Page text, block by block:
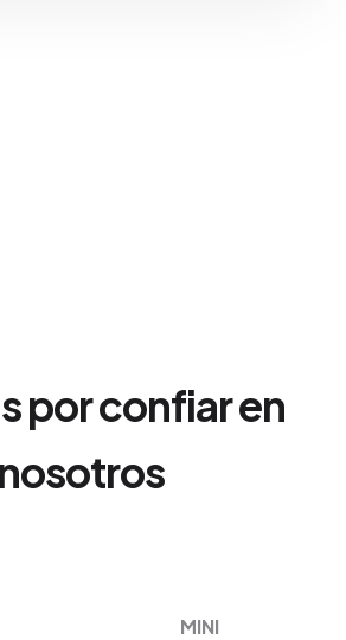
por confiar en
nosotros
MINI